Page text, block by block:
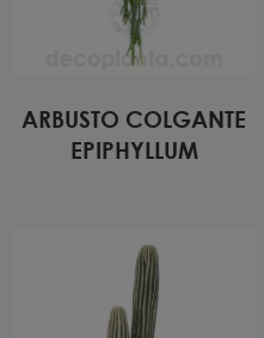
ARBUSTO COLGANTE
EPIPHYLLUM